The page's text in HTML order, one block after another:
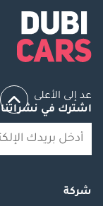
عد إلى الأعلى
اشترك في نشراتنا
شركة